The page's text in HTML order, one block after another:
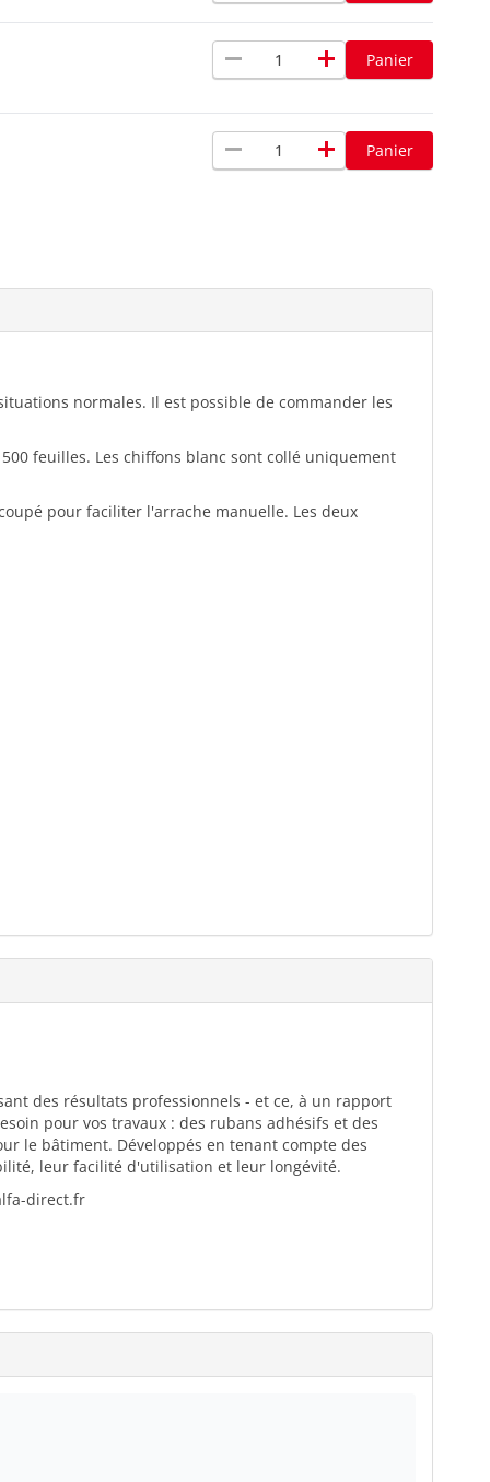
remove add Panier
remove add Panier
normales. Il est possible de commander les
feuilles. Les chiffons blanc sont collé uniquement
pour faciliter l'arrache manuelle. Les deux
des résultats professionnels - et ce, à un rapport
pour vos travaux : des rubans adhésifs et des
le bâtiment. Développés en tenant compte des
leur facilité d'utilisation et leur longévité.
direct.fr